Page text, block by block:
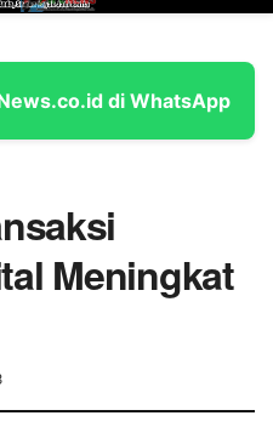
di WhatsApp
Meningkat